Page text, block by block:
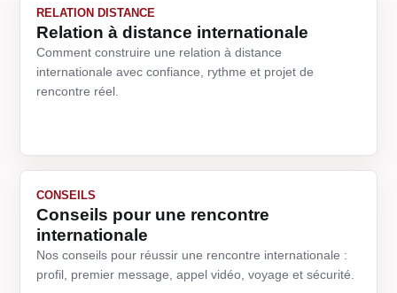
RELATION DISTANCE
Relation à distance internationale
Comment construire une relation à distance
internationale avec confiance, rythme et projet de
rencontre réel.
CONSEILS
Conseils pour une rencontre
internationale
Nos conseils pour réussir une rencontre internationale :
profil, premier message, appel vidéo, voyage et sécurité.